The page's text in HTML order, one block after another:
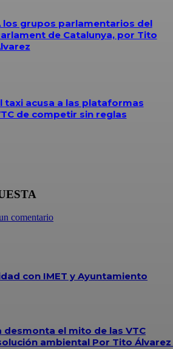
los grupos parlamentarios del
de Catalunya, por Tito
taxi acusa a las plataformas
de competir sin reglas
comentario
con IMET y Ayuntamiento
desmonta el mito de las VTC
ambiental Por Tito Álvarez